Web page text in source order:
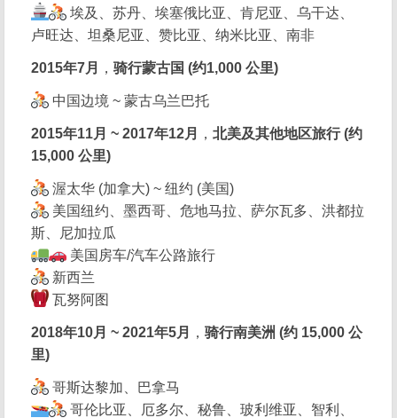
埃及、苏丹、埃塞俄比亚、肯尼亚、乌干达、
卢旺达、坦桑尼亚、赞比亚、纳米比亚、南非
2015年7月 ，骑行蒙古国 (约1,000 公里)
中国边境 ~ 蒙古乌兰巴托
2015年11月 ~ 2017年12月 ，北美及其他地区旅行 (约
15,000 公里)
渥太华 (加拿大) ~ 纽约 (美国)
美国纽约、墨西哥、危地马拉、萨尔瓦多、洪都拉
斯、尼加拉瓜
美国房车/汽车公路旅行
新西兰
瓦努阿图
2018年10月 ~ 2021年5月 ，骑行南美洲 (约 15,000 公
里)
哥斯达黎加、巴拿马
哥伦比亚、厄多尔、秘鲁、玻利维亚、智利、